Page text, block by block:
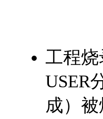
工程
USER
成）